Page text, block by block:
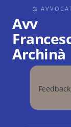
⚖
Avv
Archinà